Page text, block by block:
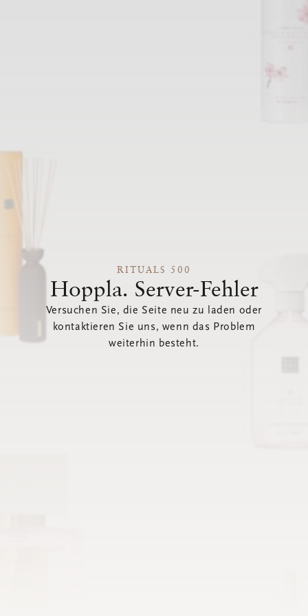
RITUALS 500
Hoppla. Server-Fehler
Versuchen Sie, die Seite neu zu laden oder
kontaktieren Sie uns, wenn das Problem
weiterhin besteht.